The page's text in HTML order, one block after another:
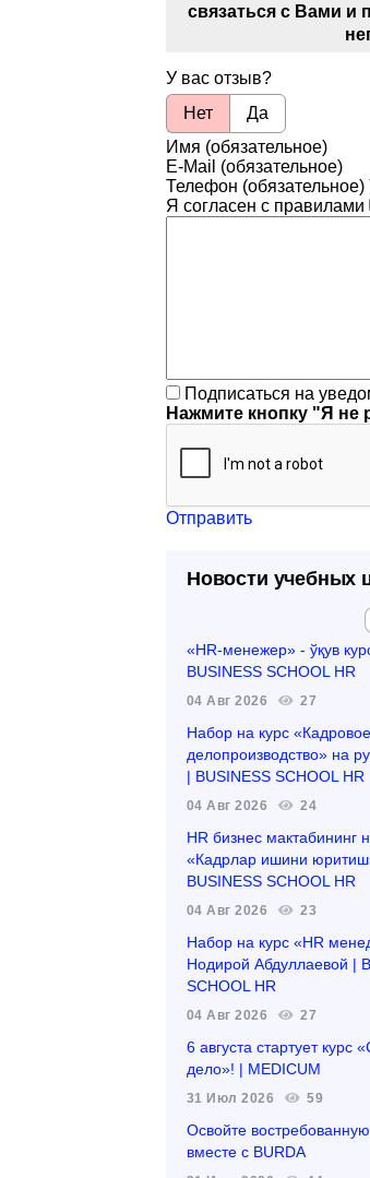
связаться с Вами и
У вас отзыв?
Нет
Да
Имя (обязательное)
E-Mail (обязательное)
Телефон (обязательное)
Я согласен с правилами
Подписаться на
Нажмите кнопку "Я не
Отправить
Новости учебных
«HR-менежер» - ўқув
BUSINESS SCHOOL HR
04 Авг 2026 27
Набор на курс «Кадровое
делопроизводство» на
| BUSINESS SCHOOL HR
04 Авг 2026 24
HR бизнес мактабининг
«Кадрлар ишини
BUSINESS SCHOOL HR
04 Авг 2026 23
Набор на курс «HR
Нодирой Абдуллаевой |
SCHOOL HR
04 Авг 2026 27
6 августа стартует курс
дело»! | MEDICUM
31 Июл 2026 59
Освойте
вместе с BURDA